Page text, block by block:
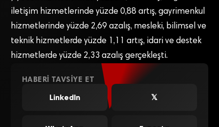
iletişim hizmetlerinde yüzde 0,88 artış, gayrimenkul
hizmetlerinde yüzde 2,69 azalış, mesleki, bilimsel ve
teknik hizmetlerde yüzde 1,11 artış, idari ve destek
hizmetlerde yüzde 2,33 azalış gerçekleşti.
HABERI TAVSIYE ET
LinkedIn
𝕏